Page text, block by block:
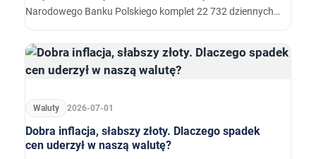
Narodowego Banku Polskiego komplet 22 732 dziennych
policzyliśmy zwroty, sezonowość i częstości, a każdą tezę
przepuściliśmy przez test statystyczny. Trzy wyniki nas
zaskoczyły.…
Waluty 2026-07-01
Dobra inflacja, słabszy złoty. Dlaczego spadek
cen uderzył w naszą walutę?